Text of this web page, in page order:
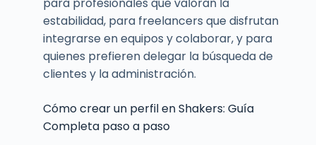
estabilidad, para freelancers que disfrutan
integrarse en equipos y colaborar, y para
quienes prefieren delegar la búsqueda de
clientes y la administración.
Cómo crear un perfil en Shakers: Guía
Completa paso a paso